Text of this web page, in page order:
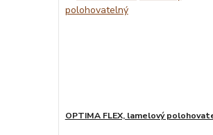
OPTIMA FLEX, lamelový